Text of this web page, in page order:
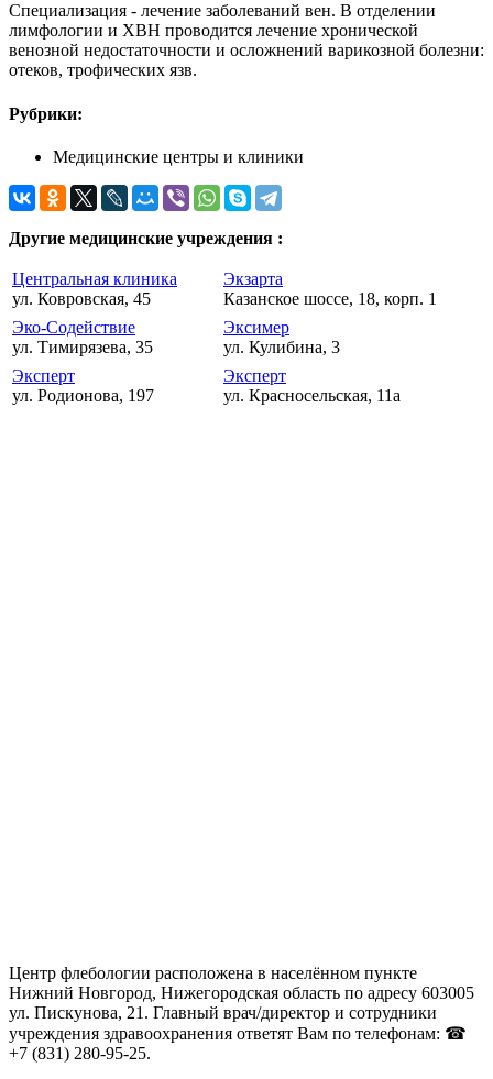
Специализация - лечение заболеваний вен. В отделении
лимфологии и ХВН проводится лечение хронической
венозной недостаточности и осложнений варикозной болезни:
отеков, трофических язв.
Рубрики:
Медицинские центры и клиники
Другие медицинские учреждения :
Центральная клиника
ул. Ковровская, 45
Экзарта
Казанское шоссе, 18, корп. 1
Эко-Содействие
ул. Тимирязева, 35
Эксимер
ул. Кулибина, 3
Эксперт
ул. Родионова, 197
Эксперт
ул. Красносельская, 11а
Центр флебологии расположена в населённом пункте
Нижний Новгород, Нижегородская область по адресу 603005
ул. Пискунова, 21. Главный врач/директор и сотрудники
учреждения здравоохранения ответят Вам по телефонам: ☎
+7 (831) 280-95-25.